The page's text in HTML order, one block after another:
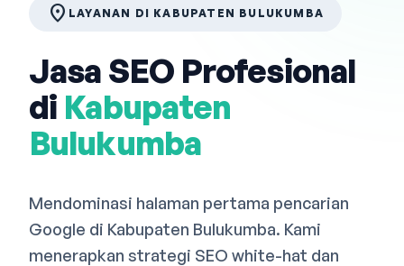
location_on LAYANAN DI KABUPATEN BULUKUMBA
Jasa SEO Profesional
di Kabupaten
Bulukumba
Mendominasi halaman pertama pencarian
Google di Kabupaten Bulukumba. Kami
menerapkan strategi SEO white-hat dan